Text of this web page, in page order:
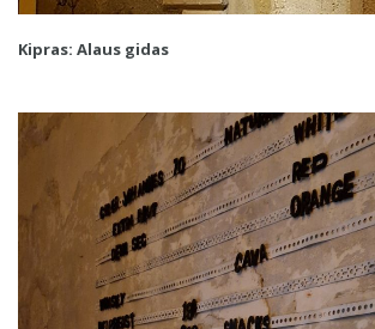
Kipras: Alaus gidas